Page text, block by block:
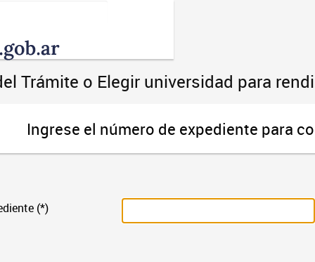
Trámite o Elegir universidad para
Ingrese el número de expediente para
(*)